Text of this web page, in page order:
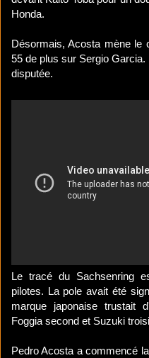
Honda.
Désormais, Acosta mène le
55 de plus sur Sergio
disputée.
Le tracé du Sachsenring
pilotes. La pole avait été
marque japonaise trustait
Foggia second et Suzuki
Pedro Acosta a commencé